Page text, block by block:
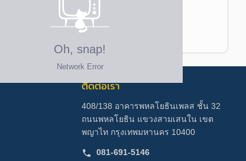
ติดต่อเรา
408/138 อาคารพหลโยธินเพลส ชั้น 32
ถนนพหลโยธิน แขวงสามเสนใน เขต
พญาไท กรุงเทพมหานคร 10400
081-691-5146